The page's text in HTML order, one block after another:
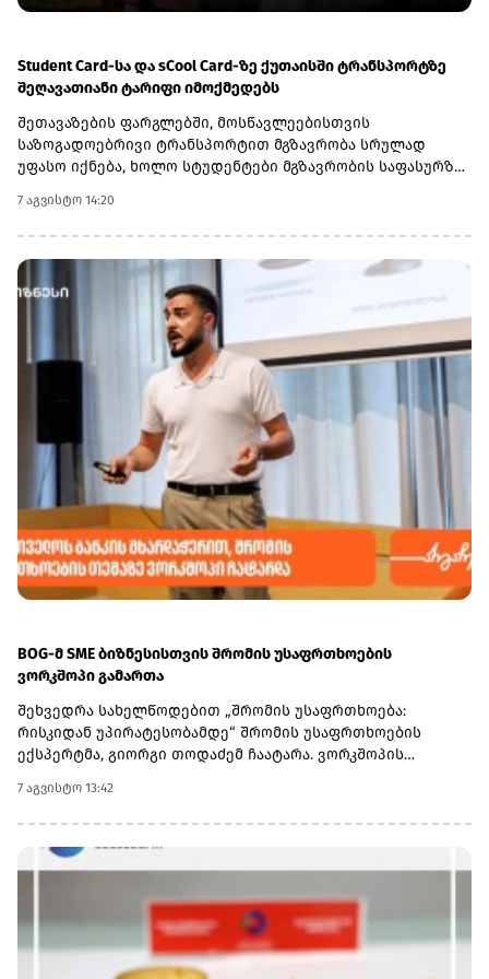
განპირობებული იქნება მათი მოგების მდგრადი ზრდით“, -
რომ Lion Finance Group-ში ჯგუფის ინვესტიციიდან (14.9%-
იანი წილობრივი მონაწილეობა) სავარაუდო დივიდენდური
ჯგუფი 2029 წლის ბოლომდე მნიშვნელოვან ჭარბ ფულად
სახსრებს დააგროვებს.
Student Card-სა და sCool Card-ზე ქუთაისში ტრანსპორტზე
შეღავათიანი ტარიფი იმოქმედებს
შეთავაზების ფარგლებში, მოსწავლეებისთვის
საზოგადოებრივი ტრანსპორტით მგზავრობა სრულად
უფასო იქნება, ხოლო სტუდენტები მგზავრობის საფასურზე
7 აგვისტო 14:20
BOG-მ SME ბიზნესისთვის შრომის უსაფრთხოების
ვორკშოპი გამართა
შეხვედრა სახელწოდებით „შრომის უსაფრთხოება:
რისკიდან უპირატესობამდე“ შრომის უსაფრთხოების
ექსპერტმა, გიორგი თოდაძემ ჩაატარა. ვორკშოპის
იმის შესახებ, თუ როგორ იქცევა უსაფრთხოების
სტანდარტების დანერგვა ბიზნესის მდგრადი
განვითარების, ფინანსური სტაბილურობისა და
რეპუტაციის გაძლიერების ინსტრუმენტად.ღონისძიებაზე
როგორიცაა უსაფრთხოების ეკონომიკა და ინვესტიციის
უკუგება (ROI); როგორ გადაიქცეს უსაფრთხოება ბიზნესის
სტრატეგიულ უპირატესობად; თანამშრომელთა
რესურსების მართვა; ლიდერის როლი უსაფრთხოების
7 აგვისტო 13:42